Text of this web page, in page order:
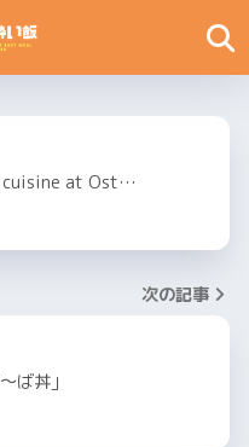
cuisine at Ost…
次の記事
ば丼」